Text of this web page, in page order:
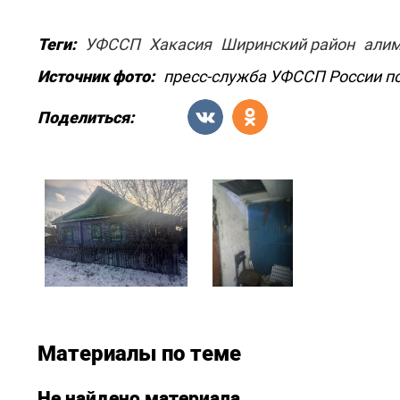
Теги: УФССП Хакасия Ширинский район
Источник фото: пресс-служба УФССП России
Поделиться:
Материалы по теме